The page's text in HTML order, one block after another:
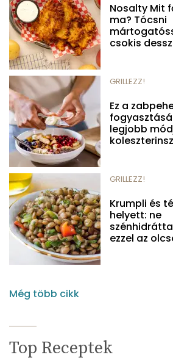
Nosalty Mit
ma? Tócsni
csokis
GRILLEZZ!
Ez a
legjobb
GRILLEZZ!
Krumpli és
helyett: ne
ezzel az
Még több cikk
Top Receptek